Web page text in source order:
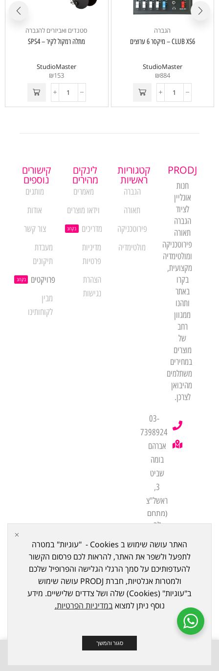
הגברה
CLUB XS6 – מיקסר 6 ערוצים
StudioMaster
₪884
סטנדים ואביזרים להגברה
מתלה רמקול לקיר – SPS4
StudioMaster
₪153
PRODJ
חנות
אונליין
לציוד
הגברה
תאורה
פירוטכניקה
ומולטימדיה
מקצועית,
בקרו
באתר
ותהנו
ממגוון
רחב
של
מוצרים
במחירים
משתלמים
מהיבואן
לצרכן.
03-
7398924
אברהם
בומה
שביט
3,
ראשל"צ
(מתחם
לב
ביתן
21)
קטגוריות
ראשיות
הגברה
תאורה
פירוטכניקה
מולטימדיה
לינקים
מהירים
מאמרים
וידאו מוצרים
מדריכים
בקרוב
מדיניות
פרטיות
הצהרת
נגישות
קישורים
נוספים
מותגים
אודות
צור קשר
מעבדת
תיקונים
פרויקטים
בקרוב
מבין
לקוחותינו
כל הזכויות שמורות ל © 2023
האתר עושה שימוש ב Cookies - "עוגיות" במטרה
לתפעל ולשפר את האתר, להראות לכם פרסום הקשור
להעדפותיכם על סמך הרגלי הגלישה והפרופיל שלכם
ולמטרות אנלטיות, חברת PRODJ עושה שימוש
ב"עוגיות" (Cookies) שלה ושל צדדים שלישיים. מידע
נוסף ניתן למצואבמדיניות הפרטיות.
סגור והמשך